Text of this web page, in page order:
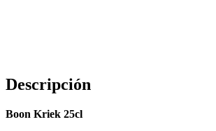
Descripción
Boon Kriek 25cl